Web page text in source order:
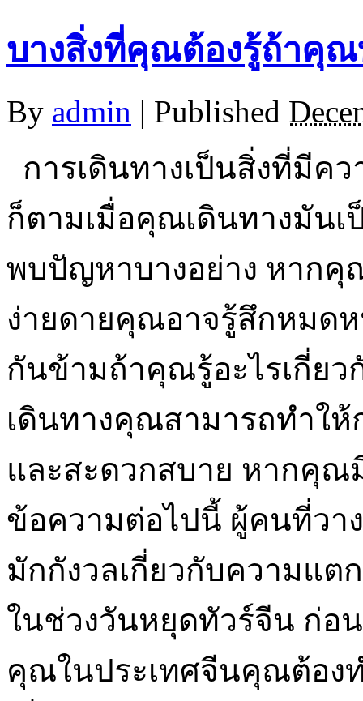
บางสิ่งที่คุณต้องรู้ถ้าคุ
By admin | Published
การเดินทางเป็นสิ่งที่มีค
ก็ตามเมื่อคุณเดินทางมัน
พบปัญหาบางอย่าง หากคุ
ง่ายดายคุณอาจรู้สึกหมด
กันข้ามถ้าคุณรู้อะไรเกี่ย
เดินทางคุณสามารถทำใ
และสะดวกสบาย หากคุ
ข้อความต่อไปนี้ ผู้คนที่วา
มักกังวลเกี่ยวกับความแ
ในช่วงวันหยุดทัวร์จีน ก่อ
คุณในประเทศจีนคุณต้อง